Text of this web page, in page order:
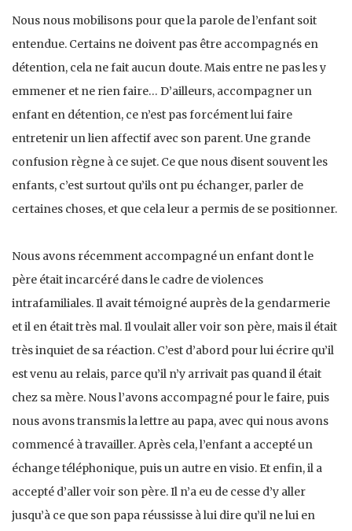
Nous nous mobilisons pour que la parole de l’enfant soit
entendue. Certains ne doivent pas être accompagnés en
détention, cela ne fait aucun doute. Mais entre ne pas les y
emmener et ne rien faire… D’ailleurs, accompagner un
enfant en détention, ce n’est pas forcément lui faire
entretenir un lien affectif avec son parent. Une grande
confusion règne à ce sujet. Ce que nous disent souvent les
enfants, c’est surtout qu’ils ont pu échanger, parler de
certaines choses, et que cela leur a permis de se positionner.
Nous avons récemment accompagné un enfant dont le
père était incarcéré dans le cadre de violences
intrafamiliales. Il avait témoigné auprès de la gendarmerie
et il en était très mal. Il voulait aller voir son père, mais il était
très inquiet de sa réaction. C’est d’abord pour lui écrire qu’il
est venu au relais, parce qu’il n’y arrivait pas quand il était
chez sa mère. Nous l’avons accompagné pour le faire, puis
nous avons transmis la lettre au papa, avec qui nous avons
commencé à travailler. Après cela, l’enfant a accepté un
échange téléphonique, puis un autre en visio. Et enfin, il a
accepté d’aller voir son père. Il n’a eu de cesse d’y aller
jusqu’à ce que son papa réussisse à lui dire qu’il ne lui en